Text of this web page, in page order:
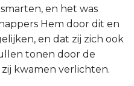
en het was
Hem door dit en
en dat zij zich ook
tonen door de
kwamen verlichten.